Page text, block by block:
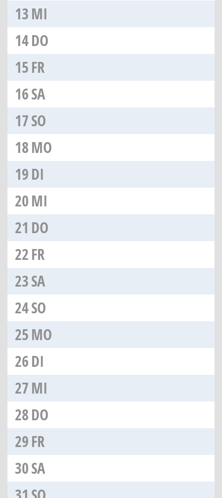
13MI
14DO
15FR
16SA
17SO
18MO
19DI
20MI
21 DO
22FR
23SA
24SO
25MO
26DI
27MI
28DO
29FR
30SA